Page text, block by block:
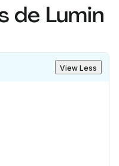
de Lumin
View Less